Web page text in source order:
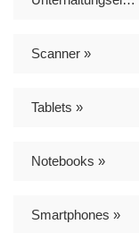
Scanner »
Tablets »
Notebooks »
Smartphones »